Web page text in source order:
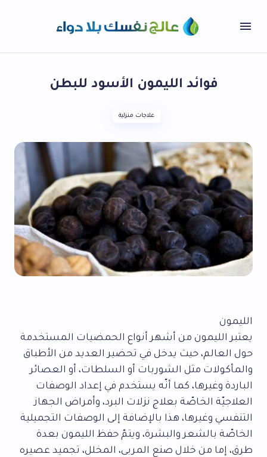
فوائد الليمون الأسود للبطن
علاجات منزلية
الليمون
يعتبر الليمون من أشهر أنواع الحمضيات المستخدمة
حول العالم، حيث يدخل في تحضير العديد من الأطباق
والمأكولات مثل الشوربات أو السلطات، أو العصائر
الباردة وغيرها، كما أنّه يستخدم في إعداد الوصفات
العلاجيّة الخاصّة بعلاج نزلات البرد، وأمراض الجهاز
التنفسي وغيرها، هذا بالإضافة إلى الوصفات التجميلية
الخاصّة بالشعر والبشرة، ويتمّ حفظ الليمون بعدة
طرق، إما من خلال صنع المربى، المخلل، تجميد عصيره